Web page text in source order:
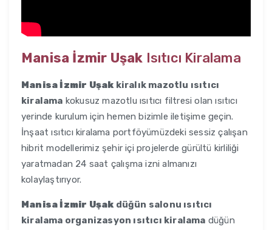
Manisa İzmir Uşak Isıtıcı Kiralama
Manisa İzmir Uşak kiralık mazotlu ısıtıcı
kiralama kokusuz mazotlu ısıtıcı filtresi olan ısıtıcı
yerinde kurulum için hemen bizimle iletişime geçin.
İnşaat ısıtıcı kiralama portföyümüzdeki sessiz çalışan
hibrit modellerimiz şehir içi projelerde gürültü kirliliği
yaratmadan 24 saat çalışma izni almanızı
kolaylaştırıyor.
Manisa İzmir Uşak düğün salonu ısıtıcı
kiralama organizasyon ısıtıcı kiralama düğün